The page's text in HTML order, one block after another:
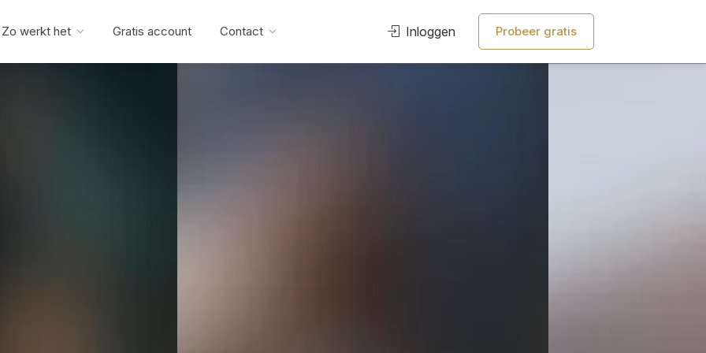
Zo werkt het Gratis account Contact Inloggen Probeer gratis